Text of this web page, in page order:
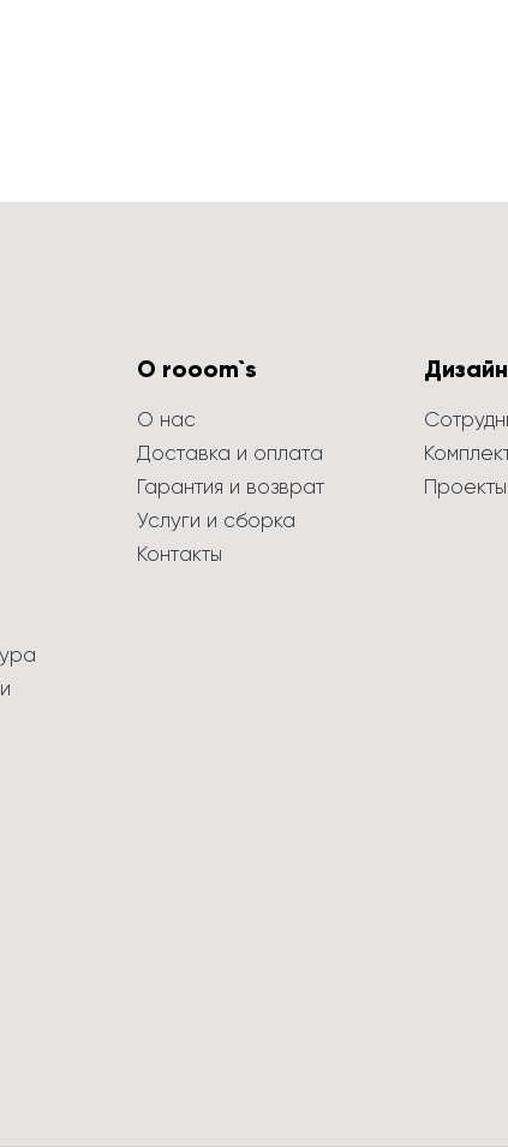
О rooom`s
О нас
Доставка и оплата
Гарантия и возврат
Услуги и сборка
Контакты
Проекты